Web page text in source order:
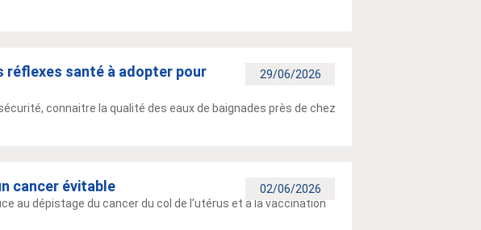
29/06/2026
réflexes santé à adopter pour
connaitre la qualité des eaux de baignades près de chez
02/06/2026
cancer évitable
au dépistage du cancer du col de l’utérus et à la vaccination